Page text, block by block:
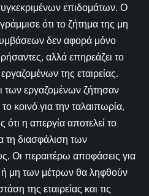
επιδομάτων. Ο
ότι το ζήτημα της μη
δεν αφορά μόνο
αλλά επηρεάζει το
της εταιρείας.
εργαζομένων ζήτησαν
κοινό για την ταλαιπωρία,
ότι η απεργία αποτελεί το
τη διασφάλιση των
Οι περαιτέρω αποφάσεις για
μη των μέτρων θα ληφθούν
της εταιρείας και τις